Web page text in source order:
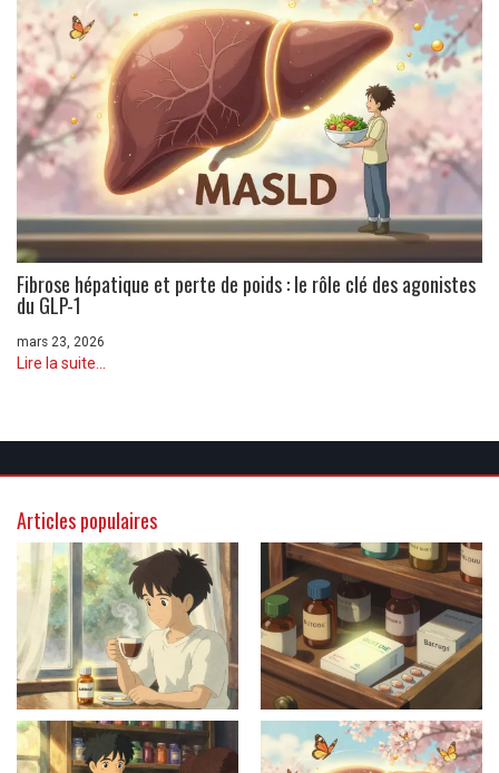
Fibrose hépatique et perte de poids : le rôle clé des agonistes
du GLP-1
mars 23, 2026
Lire la suite...
Articles populaires